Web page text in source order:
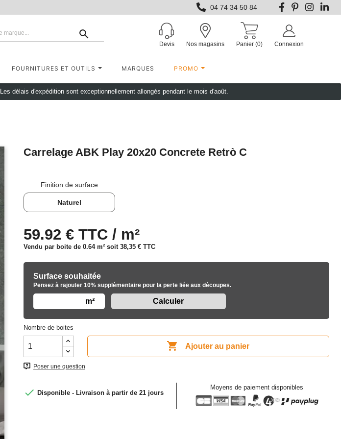
04 74 34 50 84

Devis Nos magasins Panier (0) Connexion
FOURNITURES ET OUTILS MARQUES PROMO
Les délais d'expédition sont exceptionnellement allongés pendant le mois d'août.
Carrelage ABK Play 20x20 Concrete Retrò C
Finition de surface
Naturel
59.92 € TTC / m²
Vendu par boite de 0.64 m² soit 38,35 € TTC
Surface souhaitée
Pensez à rajouter 10% supplémentaire pour la perte liée aux découpes.
m²
Nombre de boites
 Ajouter au panier
Poser une question
 Disponible - Livraison à partir de 21 jours
Moyens de paiement disponibles